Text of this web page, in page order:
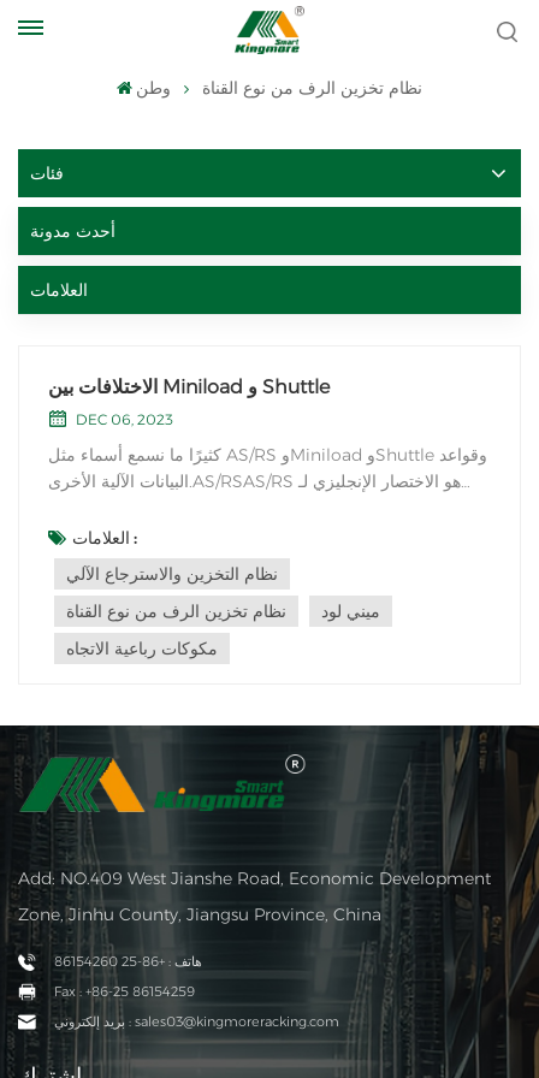
وطن نظام تخزين الرف من نوع القناة
فئات
أحدث مدونة
العلامات
الاختلافات بين Miniload و Shuttle
DEC 06, 2023
كثيرًا ما نسمع أسماء مثل AS/RS وMiniload وShuttle وقواعد
البيانات الآلية الأخرى.AS/RSAS/RS هو الاختصار الإنجليزي لـ
التلقائي)، والذي يشير في الواقع إلى التخزين الآلي. في الوقت
الحاضر، تشمل أشكال الرفوف الأكثر شيوعًا للمستودعات
الرأسية الآلية أ...
العلامات :
نظام التخزين والاسترجاع الآلي
نظام تخزين الرف من نوع القناة
ميني لود
مكوكات رباعية الاتجاه
Add: NO.409 West Jianshe Road, Economic Development
Zone, Jinhu County, Jiangsu Province, China
هاتف : +86-25 86154260
Fax : +86-25 86154259
بريد إلكتروني : sales03@kingmoreracking.com